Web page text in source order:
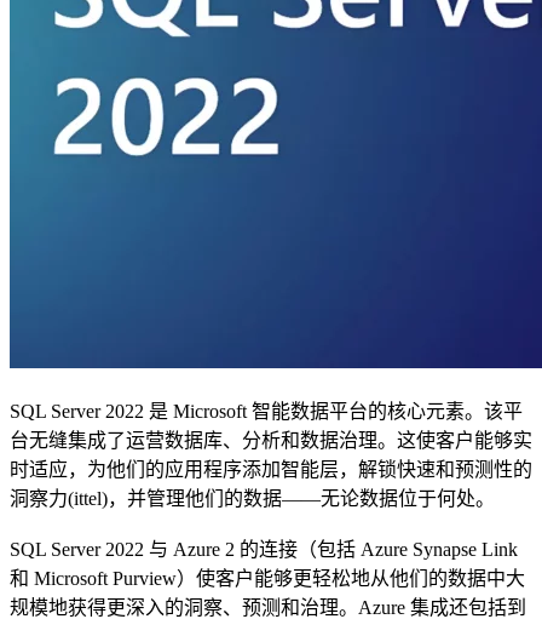
SQL Server 2022 是 Microsoft 智能数据平台的核心元素。该平
台无缝集成了运营数据库、分析和数据治理。这使客户能够实
时适应，为他们的应用程序添加智能层，解锁快速和预测性的
洞察力(ittel)，并管理他们的数据——无论数据位于何处。
SQL Server 2022 与 Azure 2 的连接（包括 Azure Synapse Link
和 Microsoft Purview）使客户能够更轻松地从他们的数据中大
规模地获得更深入的洞察、预测和治理。Azure 集成还包括到